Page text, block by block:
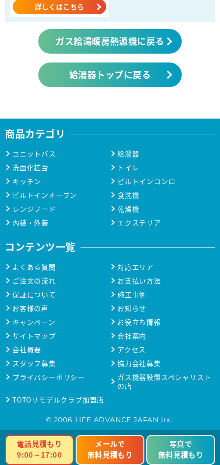
詳しくはこちら
ガス給湯暖房熱源機に戻る
給湯器トップに戻る
商品カテゴリ
ユニットバス
給湯器
洗面化粧台
トイレ
キッチン
ビルトインコンロ
ビルトインオーブン
食洗機
レンジフード
乾燥機
内装・外装
エクステリア
コンテンツ一覧
よくある質問
対応エリア
ご注文の流れ
お支払い方法
保証について
施工事例
お客様の声
お知らせ
キャンペーン
お役立ち情報
サイトマップ
会社案内
会社概要
アクセス
スタッフ募集
協力会社募集
プライバシーポリシー
ガス機器設置スペシャリスト
の店
TOTOリモデルクラブ加盟店
© 2006 LIFE ADVANCE JAPAN inc.
電話見積もり
9:00～17:00
メールで
無料見積もり
写真で
無料見積もり